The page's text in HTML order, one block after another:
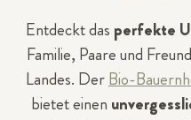
Entdeckt das perfekte
Familie, Paare und
Landes. DerBio-
bietet einen